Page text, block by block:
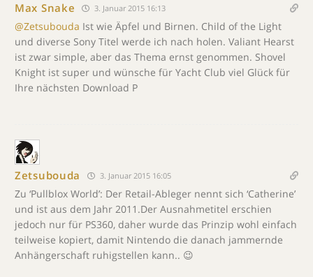
Max Snake 3. Januar 2015 16:13
@Zetsubouda Ist wie Äpfel und Birnen. Child of the Light
und diverse Sony Titel werde ich nach holen. Valiant Hearst
ist zwar simple, aber das Thema ernst genommen. Shovel
Knight ist super und wünsche für Yacht Club viel Glück für
Ihre nächsten Download P
Zetsubouda 3. Januar 2015 16:05
Zu ‘Pullblox World’: Der Retail-Ableger nennt sich ‘Catherine’
und ist aus dem Jahr 2011.Der Ausnahmetitel erschien
jedoch nur für PS360, daher wurde das Prinzip wohl einfach
teilweise kopiert, damit Nintendo die danach jammernde
Anhängerschaft ruhigstellen kann.. 😉